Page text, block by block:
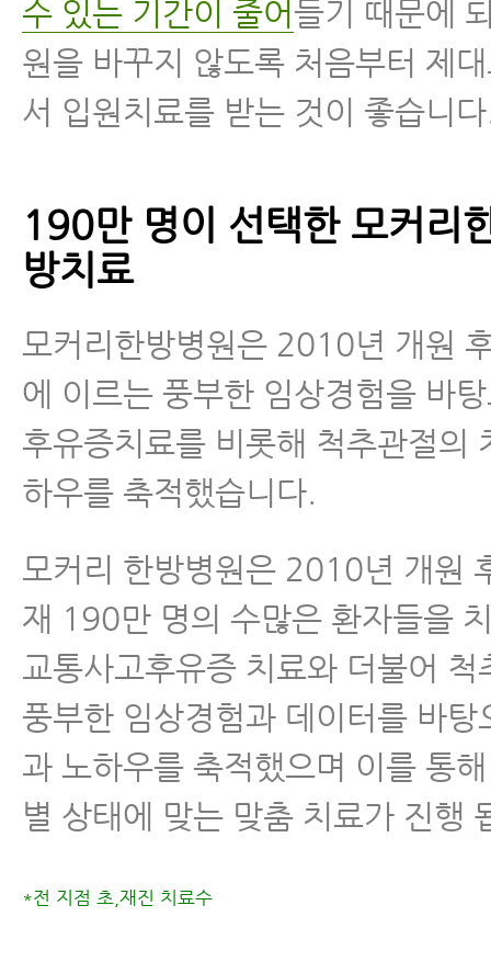
수 있는 기간이 줄어들기 때문에
원을 바꾸지 않도록 처음부터 제
서 입원치료를 받는 것이 좋습니
190만 명이 선택한 모커리
방치료
모커리한방병원은 2010년 개원
에 이르는 풍부한 임상경험을 바
후유증치료를 비롯해 척추관절의
하우를 축적했습니다.
모커리 한방병원은 2010년 개원
재 190만 명의 수많은 환자들을
교통사고후유증 치료와 더불어 척
풍부한 임상경험과 데이터를 바탕
과 노하우를 축적했으며 이를 통
별 상태에 맞는 맞춤 치료가 진행
*전 지점 초,재진 치료수